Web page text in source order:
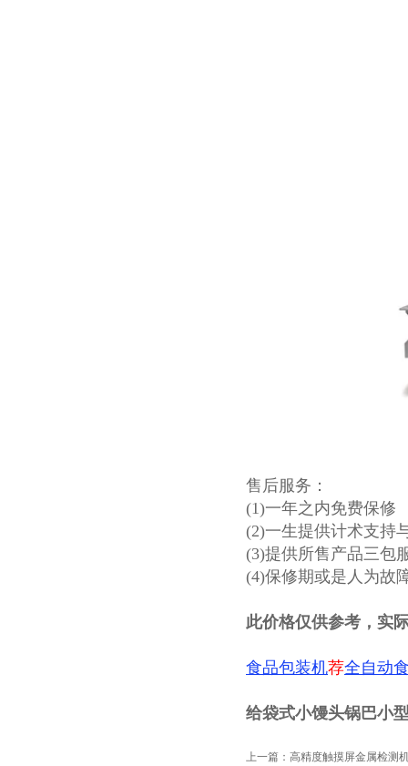
售后服务：
(1)一年之内免费保修
(2)一生提供计术支持
(3)提供所售产品三包
(4)保修期或是人为故
此价格仅供参考，实
食品包装机荐全自动
给袋式小馒头锅巴小
上一篇： 高精度触摸屏金属检测